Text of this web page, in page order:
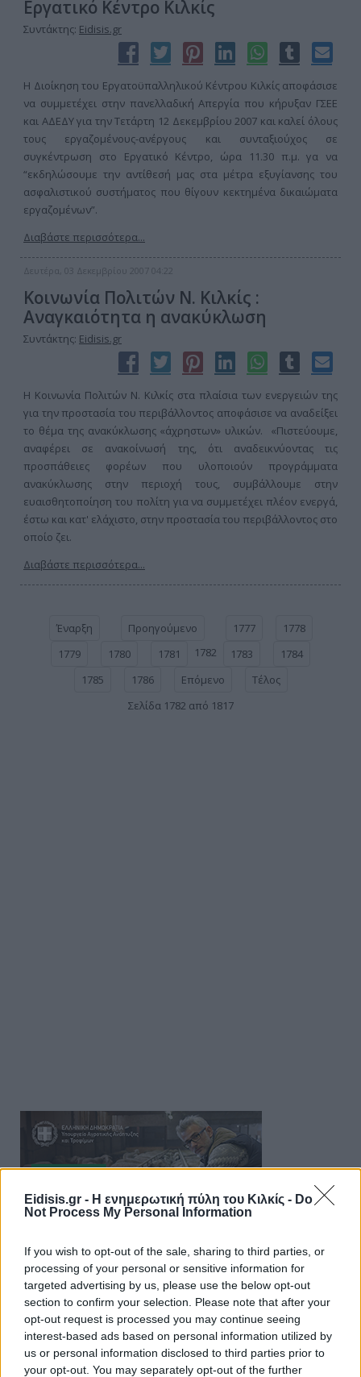
Eidisis.gr - Η ενημερωτική πύλη του Κιλκίς - Do
Not Process My Personal Information
If you wish to opt-out of the sale, sharing to third parties, or
processing of your personal or sensitive information for
targeted advertising by us, please use the below opt-out
section to confirm your selection. Please note that after your
opt-out request is processed you may continue seeing
interest-based ads based on personal information utilized by
us or personal information disclosed to third parties prior to
your opt-out. You may separately opt-out of the further
Εργατικό Κέντρο Κιλκίς
Συντάκτης: Eidisis.gr
Η Διοίκηση του Εργατοϋπαλληλικού Κέντρου Κιλκίς αποφάσισε
να συμμετέχει στην πανελλαδική Απεργία που κήρυξαν ΓΣΕΕ
και ΑΔΕΔΥ για την Τετάρτη 12 Δεκεμβρίου 2007 και καλεί όλους
τους εργαζομένους-ανέργους και συνταξιούχος σε
συγκέντρωση στο Εργατικό Κέντρο, ώρα 11.30 π.μ. γα να
“εκδηλώσουμε την αντίθεσή μας στα μέτρα εξυγίανσης του
ασφαλιστικού συστήματος που θίγουν κεκτημένα δικαιώματα
εργαζομένων”.
Διαβάστε περισσότερα...
Δευτέρα, 03 Δεκεμβρίου 2007 04:22
Κοινωνία Πολιτών Ν. Κιλκίς :
Αναγκαιότητα η ανακύκλωση
Συντάκτης: Eidisis.gr
Η Κοινωνία Πολιτών Ν. Κιλκίς στα πλαίσια των ενεργειών της
για την προστασία του περιβάλλοντος αποφάσισε να αναδείξει
το θέμα της ανακύκλωσης «άχρηστων» υλικών. «Πιστεύουμε,
αναφέρει σε ανακοίνωσή της, ότι αναδεικνύοντας τις
προσπάθειες φορέων που υλοποιούν προγράμματα
ανακύκλωσης στην περιοχή τους, συμβάλλουμε στην
ευαισθητοποίηση του πολίτη για να συμμετέχει πλέον ενεργά,
έστω και κατ' ελάχιστο, στην προστασία του περιβάλλοντος στο
οποίο ζει.
Διαβάστε περισσότερα...
Έναρξη Προηγούμενο 1777
1778
1779
1780 1781 1782 1783
1784
1785
1786 Επόμενο
Τέλος
Σελίδα 1782 από 1817